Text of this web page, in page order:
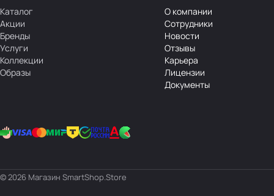
Каталог
Акции
Бренды
Услуги
Коллекции
Образы
О компании
Сотрудники
Новости
Отзывы
Карьера
Лицензии
Документы
© 2026 Магазин SmartShop.Store